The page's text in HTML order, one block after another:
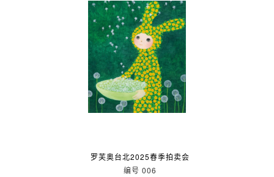
罗芙奥台北2025春季拍卖会
编号 006